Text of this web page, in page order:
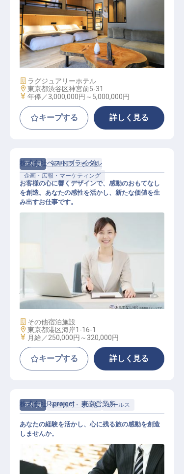
ナイトフロント・ナイトマネージャ
ー / 正社員
施設業態
ラグジュアリーホテル
勤務地
東京都渋谷区神宮前5-31
給与
年俸／3,000,000円～ 5,000,000円
キープする 詳しく見る
正社員
管理部門・その他
企画・広報・マーケティング
広告ビジュアルディレクター兼イン
ハウスデザイナー
株式会社ベストブライダル
お客様の心に響くデザインで、感動のおもてなし
を創造。あなたの感性を活かし、新たな価値を生
み出すお仕事です。
施設業態
その他宿泊施設
勤務地
東京都港区海岸1-16-1
給与
月給／250,000円～ 320,000円
キープする 詳しく見る
正社員 管理部門・その他 セールス
株式会社R.project 東京営業所
あなたの経験を活かし、心に残る旅の感動を創造
しませんか。